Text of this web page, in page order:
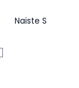
Naiste S